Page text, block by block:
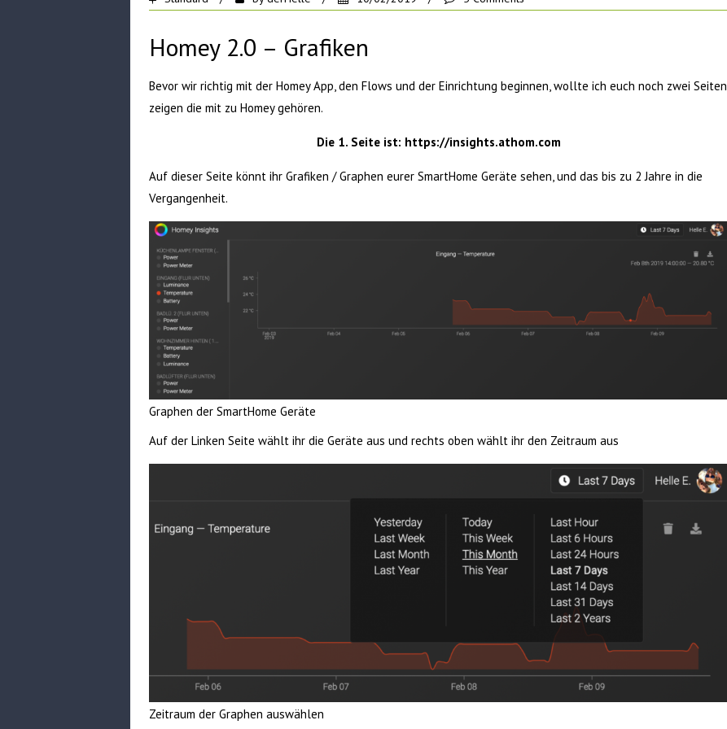
Homey 2.0 – Grafiken
Bevor wir richtig mit der Homey App, den Flows und der Einrichtung beginnen, wollte ich euch noch zwei Seiten
zeigen die mit zu Homey gehören.
Die 1. Seite ist: https://insights.athom.com
Auf dieser Seite könnt ihr Grafiken / Graphen eurer SmartHome Geräte sehen, und das bis zu 2 Jahre in die
Vergangenheit.
Graphen der SmartHome Geräte
Auf der Linken Seite wählt ihr die Geräte aus und rechts oben wählt ihr den Zeitraum aus
Zeitraum der Graphen auswählen